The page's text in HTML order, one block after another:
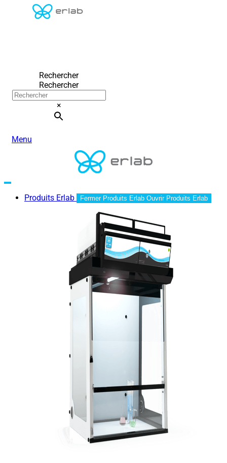
Rechercher
Rechercher
×
Menu
Produits Erlab Fermer Produits Erlab Ouvrir Produits Erlab